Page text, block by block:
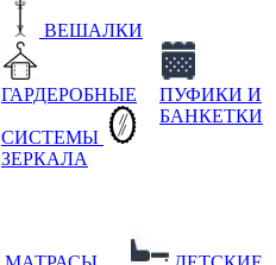
ВЕШАЛКИ
ГАРДЕРОБНЫЕ
СИСТЕМЫ
ЗЕРКАЛА
ПУФИКИ И
БАНКЕТКИ